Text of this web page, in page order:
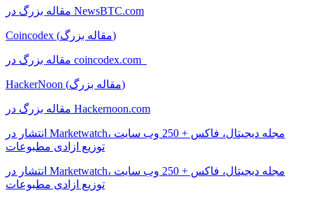
مقاله بزرگ در NewsBTC.com
Coincodex (مقاله بزرگ)
مقاله بزرگ در coincodex.com
HackerNoon (مقاله بزرگ)
مقاله بزرگ در Hackernoon.com
انتشار در Marketwatch، مجله دیجیتال، فاکس + 250 وب سایت
توزیع ازادی مطبوعات
انتشار در Marketwatch، مجله دیجیتال، فاکس + 250 وب سایت
توزیع ازادی مطبوعات